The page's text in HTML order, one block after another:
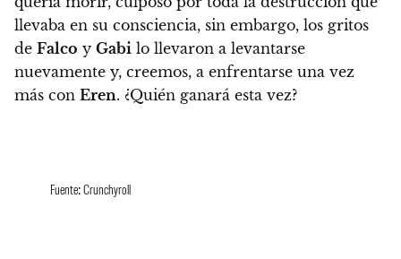
llevaba en su consciencia, sin embargo, los gritos
de Falco y Gabi lo llevaron a levantarse
nuevamente y, creemos, a enfrentarse una vez
más con Eren. ¿Quién ganará esta vez?
Fuente: Crunchyroll